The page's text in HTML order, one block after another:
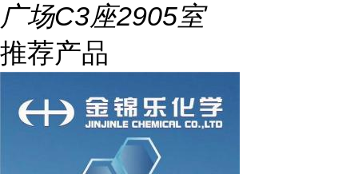
广场C3座2905室
推荐产品